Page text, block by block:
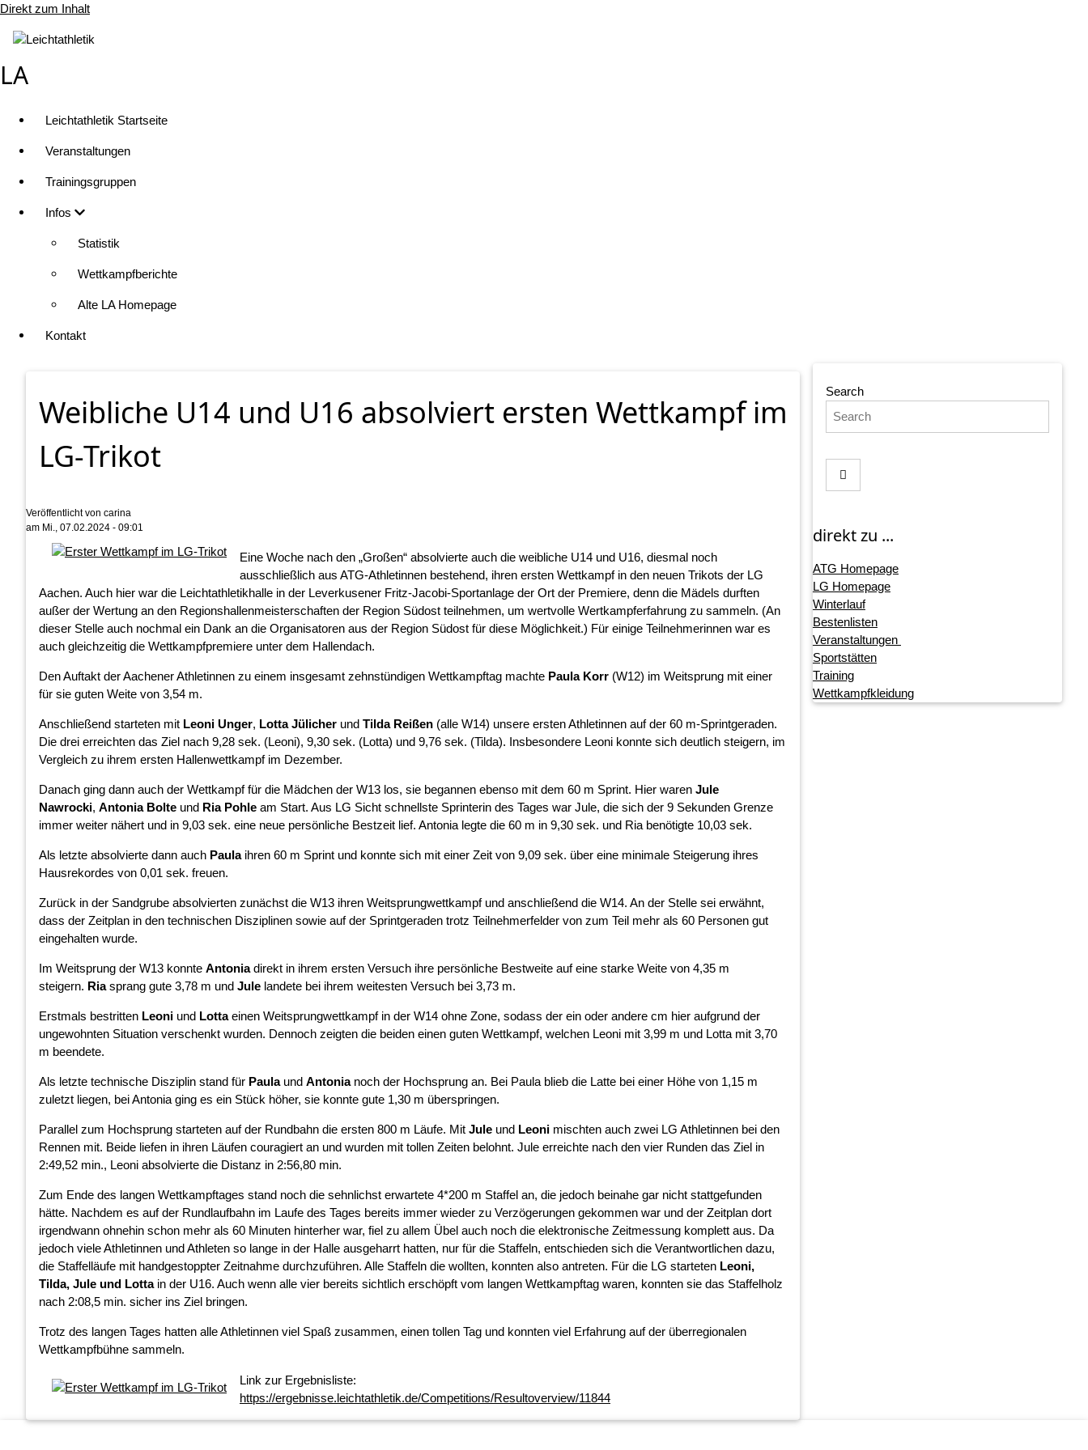
Direkt zum Inhalt
LA
Leichtathletik Startseite
Veranstaltungen
Trainingsgruppen
Infos
Statistik
Wettkampfberichte
Alte LA Homepage
Kontakt
Weibliche U14 und U16 absolviert ersten Wettkampf im
LG-Trikot
Veröffentlicht von carina
am Mi., 07.02.2024 - 09:01
Eine Woche nach den „Großen“ absolvierte auch die weibliche U14 und U16, diesmal noch
ausschließlich aus ATG-Athletinnen bestehend, ihren ersten Wettkampf in den neuen Trikots der LG
Aachen. Auch hier war die Leichtathletikhalle in der Leverkusener Fritz-Jacobi-Sportanlage der Ort der Premiere, denn die Mädels durften
außer der Wertung an den Regionshallenmeisterschaften der Region Südost teilnehmen, um wertvolle Wertkampferfahrung zu sammeln. (An
dieser Stelle auch nochmal ein Dank an die Organisatoren aus der Region Südost für diese Möglichkeit.) Für einige Teilnehmerinnen war es
auch gleichzeitig die Wettkampfpremiere unter dem Hallendach.
Den Auftakt der Aachener Athletinnen zu einem insgesamt zehnstündigen Wettkampftag machte Paula Korr (W12) im Weitsprung mit einer
für sie guten Weite von 3,54 m.
Anschließend starteten mit Leoni Unger, Lotta Jülicher und Tilda Reißen (alle W14) unsere ersten Athletinnen auf der 60 m-Sprintgeraden.
Die drei erreichten das Ziel nach 9,28 sek. (Leoni), 9,30 sek. (Lotta) und 9,76 sek. (Tilda). Insbesondere Leoni konnte sich deutlich steigern, im
Vergleich zu ihrem ersten Hallenwettkampf im Dezember.
Danach ging dann auch der Wettkampf für die Mädchen der W13 los, sie begannen ebenso mit dem 60 m Sprint. Hier waren Jule
Nawrocki, Antonia Bolte und Ria Pohle am Start. Aus LG Sicht schnellste Sprinterin des Tages war Jule, die sich der 9 Sekunden Grenze
immer weiter nähert und in 9,03 sek. eine neue persönliche Bestzeit lief. Antonia legte die 60 m in 9,30 sek. und Ria benötigte 10,03 sek.
Als letzte absolvierte dann auch Paulaihren 60 m Sprint und konnte sich mit einer Zeit von 9,09 sek. über eine minimale Steigerung ihres
Hausrekordes von 0,01 sek. freuen.
Zurück in der Sandgrube absolvierten zunächst die W13 ihren Weitsprungwettkampf und anschließend die W14. An der Stelle sei erwähnt,
dass der Zeitplan in den technischen Disziplinen sowie auf der Sprintgeraden trotz Teilnehmerfelder von zum Teil mehr als 60 Personen gut
eingehalten wurde.
Im Weitsprung der W13 konnte Antoniadirekt in ihrem ersten Versuch ihre persönliche Bestweite auf eine starke Weite von 4,35 m
steigern. Riasprang gute 3,78 m und Jule landete bei ihrem weitesten Versuch bei 3,73 m.
Erstmals bestritten Leoni und Lottaeinen Weitsprungwettkampf in der W14 ohne Zone, sodass der ein oder andere cm hier aufgrund der
ungewohnten Situation verschenkt wurden. Dennoch zeigten die beiden einen guten Wettkampf, welchen Leoni mit 3,99 m und Lotta mit 3,70
m beendete.
Als letzte technische Disziplin stand für Paulaund Antonianoch der Hochsprung an. Bei Paula blieb die Latte bei einer Höhe von 1,15 m
zuletzt liegen, bei Antonia ging es ein Stück höher, sie konnte gute 1,30 m überspringen.
Parallel zum Hochsprung starteten auf der Rundbahn die ersten 800 m Läufe. Mit Jule und Leoni mischten auch zwei LG Athletinnen bei den
Rennen mit. Beide liefen in ihren Läufen couragiert an und wurden mit tollen Zeiten belohnt. Jule erreichte nach den vier Runden das Ziel in
2:49,52 min., Leoni absolvierte die Distanz in 2:56,80 min.
Zum Ende des langen Wettkampftages stand noch die sehnlichst erwartete 4*200 m Staffel an, die jedoch beinahe gar nicht stattgefunden
hätte. Nachdem es auf der Rundlaufbahn im Laufe des Tages bereits immer wieder zu Verzögerungen gekommen war und der Zeitplan dort
irgendwann ohnehin schon mehr als 60 Minuten hinterher war, fiel zu allem Übel auch noch die elektronische Zeitmessung komplett aus. Da
jedoch viele Athletinnen und Athleten so lange in der Halle ausgeharrt hatten, nur für die Staffeln, entschieden sich die Verantwortlichen dazu,
die Staffelläufe mit handgestoppter Zeitnahme durchzuführen. Alle Staffeln die wollten, konnten also antreten. Für die LG starteten Leoni,
Tilda, Jule und Lottain der U16. Auch wenn alle vier bereits sichtlich erschöpft vom langen Wettkampftag waren, konnten sie das Staffelholz
nach 2:08,5 min. sicher ins Ziel bringen.
Trotz des langen Tages hatten alle Athletinnen viel Spaß zusammen, einen tollen Tag und konnten viel Erfahrung auf der überregionalen
Wettkampfbühne sammeln.
Link zur Ergebnisliste:
https://ergebnisse.leichtathletik.de/Competitions/Resultoverview/11844
Search
direkt zu ...
ATG Homepage
LG Homepage
Winterlauf
Bestenlisten
Veranstaltungen
Sportstätten
Training
Wettkampfkleidung